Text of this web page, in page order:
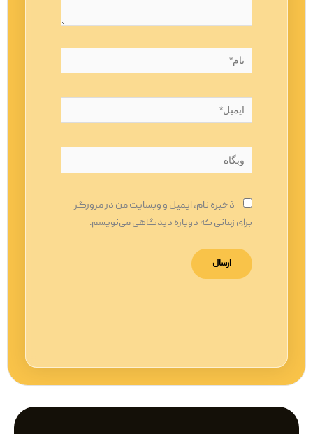
ایمیل*
وبگاه
ذخیره نام، ایمیل و وبسایت من در مرورگر
برای زمانی که دوباره دیدگاهی می‌نویسم.